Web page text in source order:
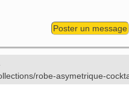
Poster un message
robe-asymetrique-